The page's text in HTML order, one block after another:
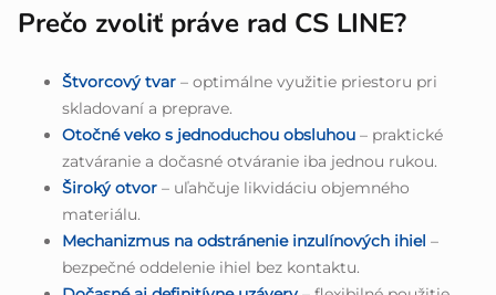
Prečo zvoliť práve rad CS LINE?
Štvorcový tvar – optimálne využitie priestoru pri
skladovaní a preprave.
Otočné veko s jednoduchou obsluhou – praktické
zatváranie a dočasné otváranie iba jednou rukou.
Široký otvor – uľahčuje likvidáciu objemného
materiálu.
Mechanizmus na odstránenie inzulínových ihiel –
bezpečné oddelenie ihiel bez kontaktu.